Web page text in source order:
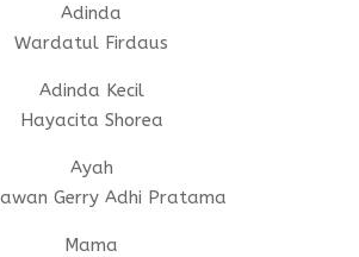
Adinda
Wardatul Firdaus
Adinda Kecil
Hayacita Shorea
Ayah
Gerry Adhi Pratama
Mama